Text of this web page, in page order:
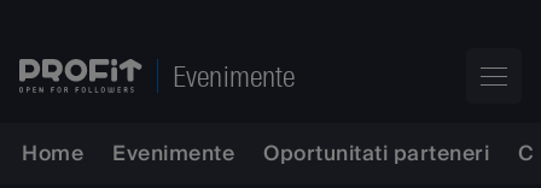
Evenimente
Home Evenimente Oportunitati parteneri